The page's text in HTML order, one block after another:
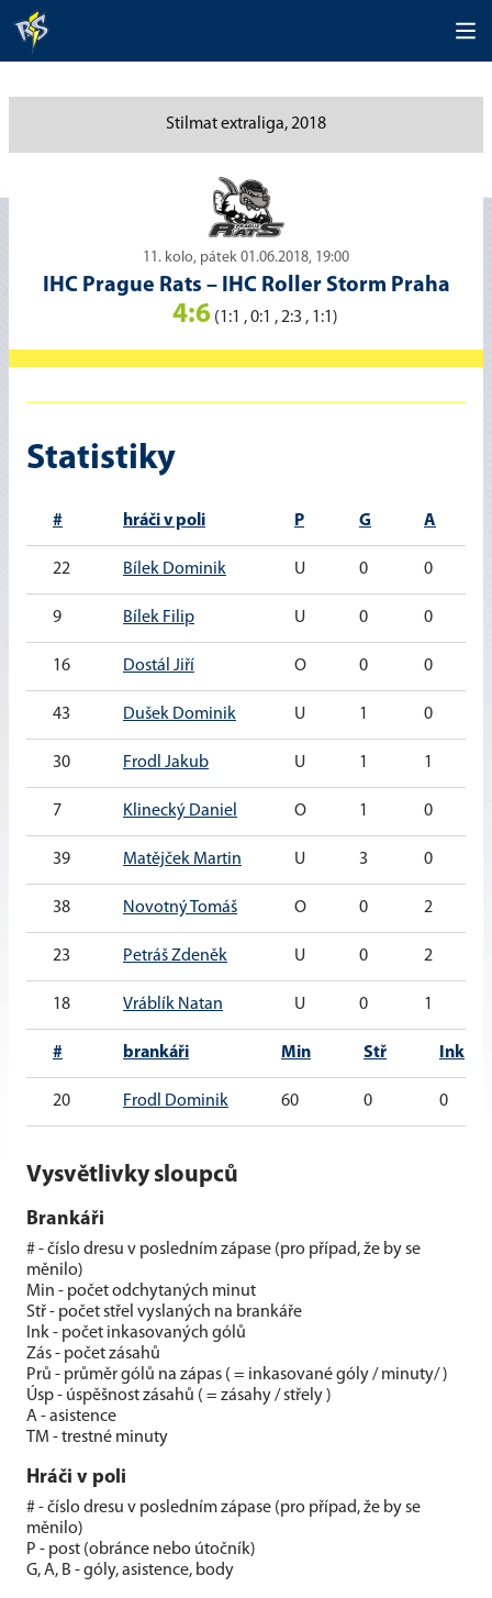
Stilmat extraliga, 2018
11. kolo, pátek 01.06.2018, 19:00
IHC Prague Rats – IHC Roller Storm Praha
4:6 (1:1 , 0:1 , 2:3 , 1:1)
Statistiky
# hráči v poli P G A
22 Bílek Dominik U 0 0
9 Bílek Filip U 0 0
16 Dostál Jiří O 0 0
43 Dušek Dominik U 1 0
30 Frodl Jakub U 1 1
7 Klinecký Daniel O 1 0
39 Matějček Martin U 3 0
38 Novotný Tomáš O 0 2
23 Petráš Zdeněk U 0 2
18 Vráblík Natan U 0 1
# brankáři Min Stř Ink
20 Frodl Dominik 60 0 0
Vysvětlivky sloupců
Brankáři
# - číslo dresu v posledním zápase (pro případ, že by se
měnilo)
Min - počet odchytaných minut
Stř - počet střel vyslaných na brankáře
Ink - počet inkasovaných gólů
Zás - počet zásahů
Prů - průměr gólů na zápas ( = inkasované góly / minuty/ )
Úsp - úspěšnost zásahů ( = zásahy / střely )
A - asistence
TM - trestné minuty
Hráči v poli
# - číslo dresu v posledním zápase (pro případ, že by se
měnilo)
P - post (obránce nebo útočník)
G, A, B - góly, asistence, body